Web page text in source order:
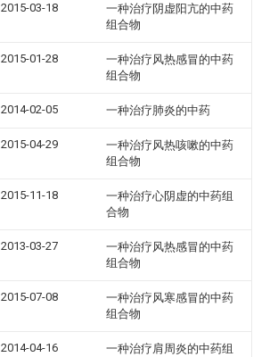
2015-03-18
一种治疗阴虚阳亢的中药
组合物
2015-01-28
一种治疗风热感冒的中药
组合物
2014-02-05 一种治疗肺炎的中药
2015-04-29
一种治疗风热咳嗽的中药
组合物
2015-11-18
一种治疗心阴虚的中药组
合物
2013-03-27
一种治疗风热感冒的中药
组合物
2015-07-08
一种治疗风寒感冒的中药
组合物
2014-04-16
一种治疗肩周炎的中药组